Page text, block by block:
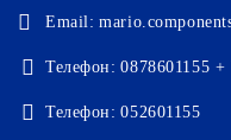
Email:
Телефон: 0878601155 +
Телефон: 052601155